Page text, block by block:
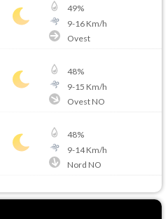
49%
9-16Km/h
Ovest
48%
9-15 Km/h
Ovest NO
48%
9-14Km/h
Nord NO